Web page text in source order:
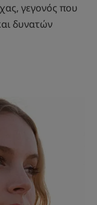
γεγονός που
δυνατών